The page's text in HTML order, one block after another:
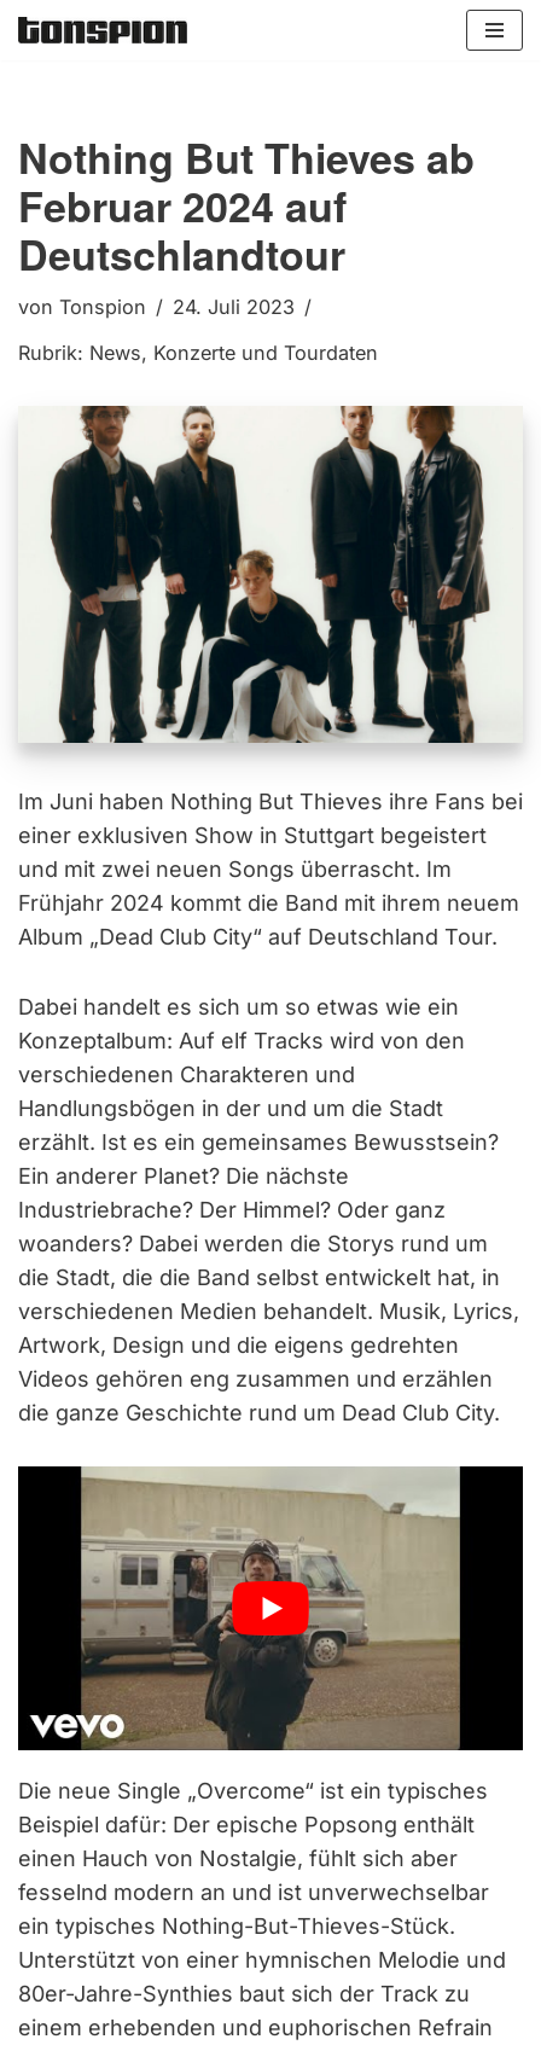
Nothing But Thieves ab
Februar 2024 auf
Deutschlandtour
von Tonspion
24. Juli 2023
Rubrik: News, Konzerte und Tourdaten
Im Juni haben Nothing But Thieves ihre Fans bei
einer exklusiven Show in Stuttgart begeistert
und mit zwei neuen Songs überrascht. Im
Frühjahr 2024 kommt die Band mit ihrem neuem
Album „Dead Club City“ auf Deutschland Tour.
Dabei handelt es sich um so etwas wie ein
Konzeptalbum: Auf elf Tracks wird von den
verschiedenen Charakteren und
Handlungsbögen in der und um die Stadt
erzählt. Ist es ein gemeinsames Bewusstsein?
Ein anderer Planet? Die nächste
Industriebrache? Der Himmel? Oder ganz
woanders? Dabei werden die Storys rund um
die Stadt, die die Band selbst entwickelt hat, in
verschiedenen Medien behandelt. Musik, Lyrics,
Artwork, Design und die eigens gedrehten
Videos gehören eng zusammen und erzählen
die ganze Geschichte rund um Dead Club City.
Die neue Single „Overcome“ ist ein typisches
Beispiel dafür: Der epische Popsong enthält
einen Hauch von Nostalgie, fühlt sich aber
fesselnd modern an und ist unverwechselbar
ein typisches Nothing-But-Thieves-Stück.
Unterstützt von einer hymnischen Melodie und
80er-Jahre-Synthies baut sich der Track zu
einem erhebenden und euphorischen Refrain